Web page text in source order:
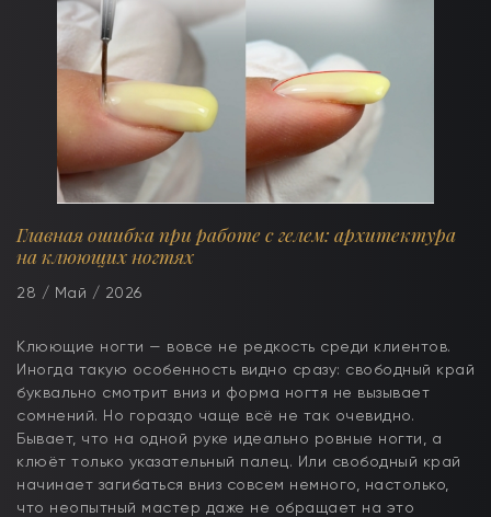
Главная ошибка при работе с гелем: архитектура
на клюющих ногтях
28 / Май / 2026
Клюющие ногти — вовсе не редкость среди клиентов.
Иногда такую особенность видно сразу: свободный край
буквально смотрит вниз и форма ногтя не вызывает
сомнений. Но гораздо чаще всё не так очевидно.
Бывает, что на одной руке идеально ровные ногти, а
клюёт только указательный палец. Или свободный край
начинает загибаться вниз совсем немного, настолько,
что неопытный мастер даже не обращает на это